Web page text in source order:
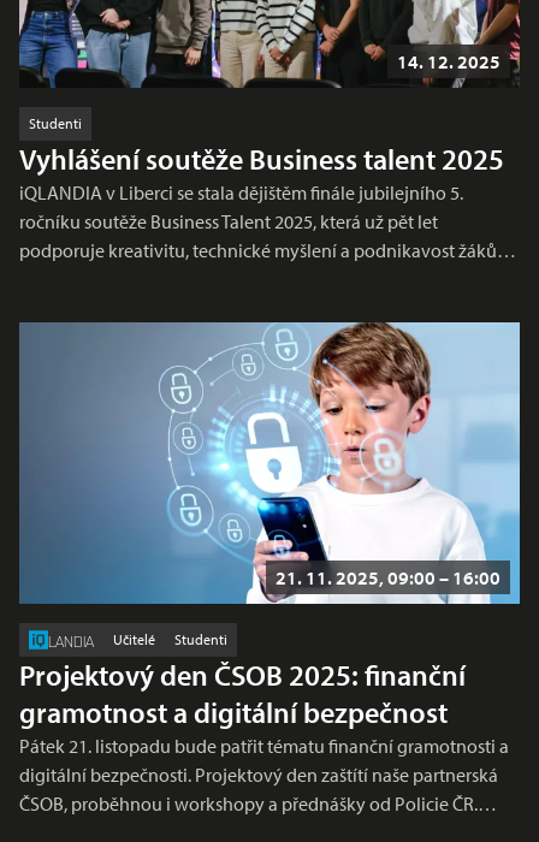
14. 12. 2025
Studenti
Vyhlášení soutěže Business talent 2025
iQLANDIA v Liberci se stala dějištěm finále jubilejního 5.
ročníku soutěže Business Talent 2025, která už pět let
podporuje kreativitu, technické myšlení a podnikavost žáků…
21. 11. 2025, 09:00 – 16:00
LANDIA Učitelé Studenti
Projektový den ČSOB 2025: finanční
gramotnost a digitální bezpečnost
Pátek 21. listopadu bude patřit tématu finanční gramotnosti a
digitální bezpečnosti. Projektový den zaštítí naše partnerská
ČSOB, proběhnou i workshopy a přednášky od Policie ČR.…